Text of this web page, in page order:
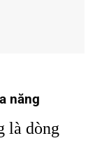
năng
là dòng